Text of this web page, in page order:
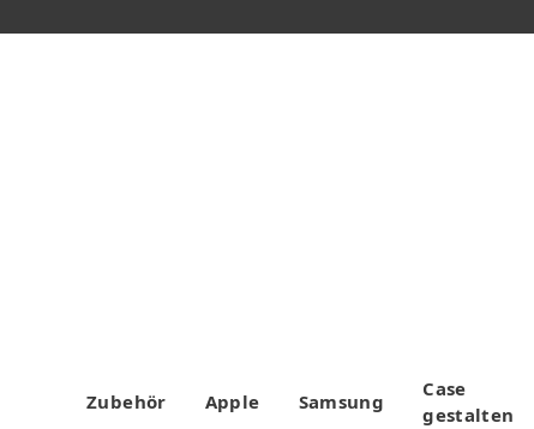
Zubehör Apple Samsung
Case
gestalten